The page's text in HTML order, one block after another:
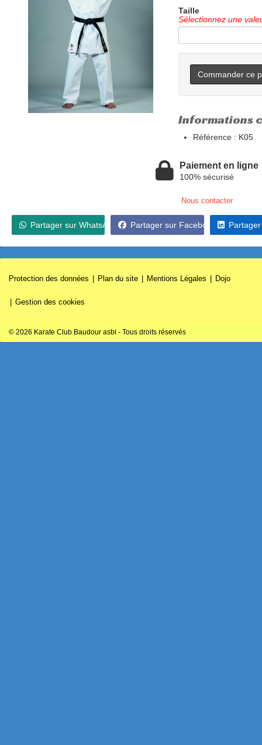
Taille
Sélectionnez une
Commander ce
Informations
Référence : K05
Paiement en ligne
100% sécurisé
Nous contacter
Partager sur WhatsApp Partager sur Facebook
Protection des données Plan du site Mentions Légales Dojo
Gestion des cookies
© 2026 Karate Club Baudour asbl - Tous droits réservés